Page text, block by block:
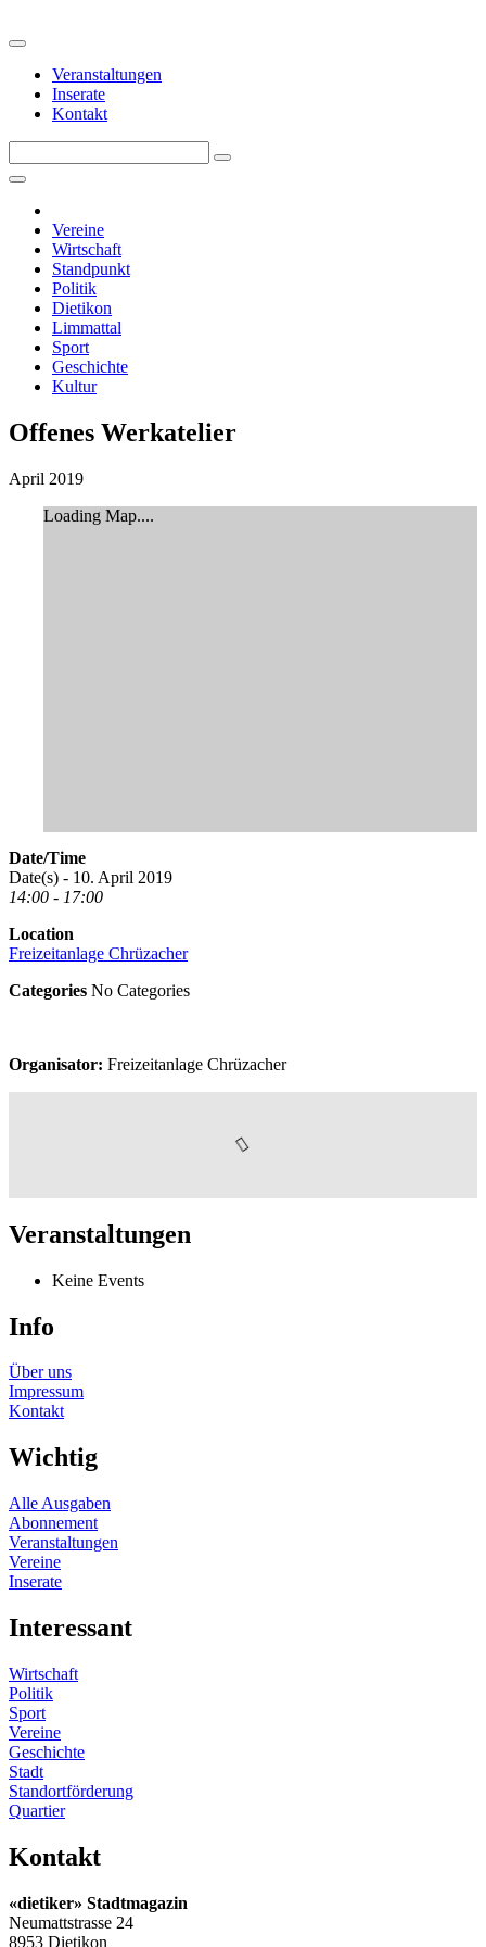
Veranstaltungen
Inserate
Kontakt
Vereine
Wirtschaft
Standpunkt
Politik
Dietikon
Limmattal
Sport
Geschichte
Kultur
Offenes Werkatelier
April 2019
Loading Map....
Date/Time
Date(s) - 10. April 2019
14:00 - 17:00
Location
Freizeitanlage Chrüzacher
Categories No Categories
Organisator: Freizeitanlage Chrüzacher
Veranstaltungen
Keine Events
Info
Über uns
Impressum
Kontakt
Wichtig
Alle Ausgaben
Abonnement
Veranstaltungen
Vereine
Inserate
Interessant
Wirtschaft
Politik
Sport
Vereine
Geschichte
Stadt
Standortförderung
Quartier
Kontakt
«dietiker» Stadtmagazin
Neumattstrasse 24
8953 Dietikon